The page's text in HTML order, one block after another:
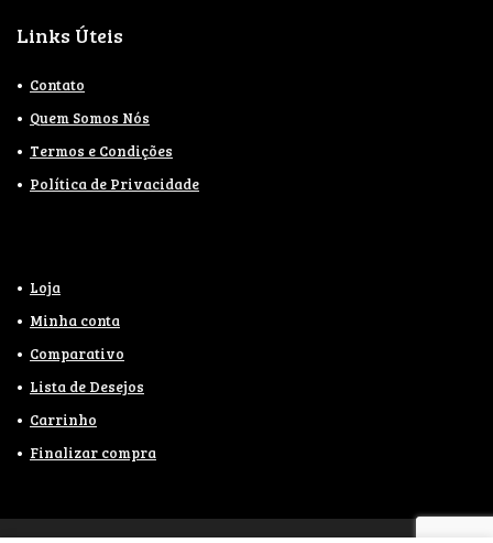
Links Úteis
Contato
Quem Somos Nós
Termos e Condições
Política de Privacidade
Loja
Minha conta
Comparativo
Lista de Desejos
Carrinho
Finalizar compra